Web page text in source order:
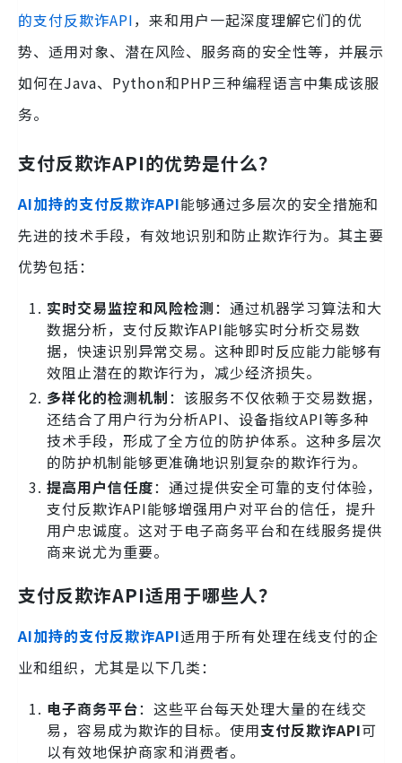
的支付反欺诈API，来和用户一起深度理解它们的优
势、适用对象、潜在风险、服务商的安全性等，并展示
如何在Java、Python和PHP三种编程语言中集成该服
务。
支付反欺诈API的优势是什么？
AI加持的支付反欺诈API能够通过多层次的安全措施和
先进的技术手段，有效地识别和防止欺诈行为。其主要
优势包括：
实时交易监控和风险检测：通过机器学习算法和大
数据分析，支付反欺诈API能够实时分析交易数
据，快速识别异常交易。这种即时反应能力能够有
效阻止潜在的欺诈行为，减少经济损失。
多样化的检测机制：该服务不仅依赖于交易数据，
还结合了用户行为分析API、设备指纹API等多种
技术手段，形成了全方位的防护体系。这种多层次
的防护机制能够更准确地识别复杂的欺诈行为。
提高用户信任度：通过提供安全可靠的支付体验，
支付反欺诈API能够增强用户对平台的信任，提升
用户忠诚度。这对于电子商务平台和在线服务提供
商来说尤为重要。
支付反欺诈API适用于哪些人？
AI加持的支付反欺诈API适用于所有处理在线支付的企
业和组织，尤其是以下几类：
电子商务平台：这些平台每天处理大量的在线交
易，容易成为欺诈的目标。使用支付反欺诈API可
以有效地保护商家和消费者。